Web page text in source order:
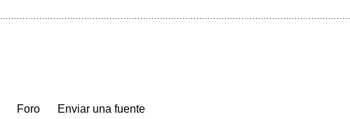
Foro
Enviar una fuente